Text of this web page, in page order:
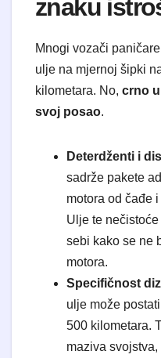
znaku
Mnogi vozači
ulje na mjernoj šipki
kilometara. No, crno
svoj posao.
Deterdženti i
sadrže pakete
motora od čađe
Ulje te nečistoće
sebi kako se ne
motora.
Specifičnost
ulje može
500 kilometara.
maziva